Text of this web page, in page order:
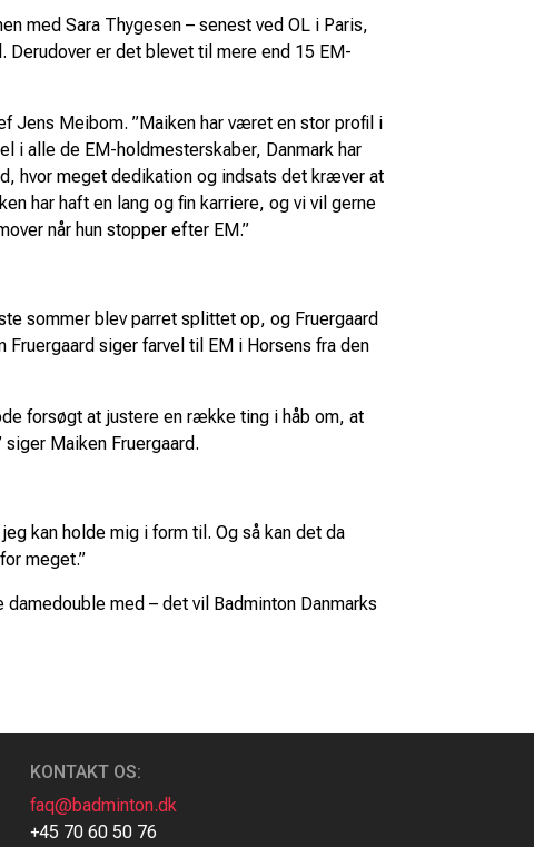
med Sara Thygesen – senest ved OL i Paris,
Derudover er det blevet til mere end 15 EM-
Jens Meibom. ”Maiken har været en stor profil i
i alle de EM-holdmesterskaber, Danmark har
hvor meget dedikation og indsats det kræver at
har haft en lang og fin karriere, og vi vil gerne
når hun stopper efter EM.”
sommer blev parret splittet op, og Fruergaard
siger farvel til EM i Horsens fra den
forsøgt at justere en række ting i håb om, at
Maiken Fruergaard.
kan holde mig i form til. Og så kan det da
meget.”
med – det vil Badminton Danmarks
KONTAKT OS:
faq@badminton.dk
+45 70 60 50 76